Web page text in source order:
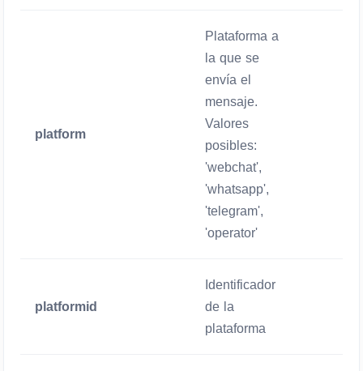
platform
Plataforma a
la que se
envía el
mensaje.
Valores
posibles:
'webchat',
'whatsapp',
'telegram',
'operator'
platformid
Identificador
de la
plataforma